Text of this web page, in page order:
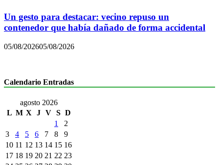
Un gesto para destacar: vecino repuso un
contenedor que había dañado de forma accidental
05/08/202605/08/2026
Calendario Entradas
agosto 2026
L M X J V S D
1
2
3
4 5 6 7 8
9
10 11 12 13 14 15 16
17 18 19 20 21 22 23